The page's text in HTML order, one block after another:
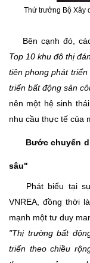
Thứ trưởng Bộ Xây
​Bên cạnh đó, các
Top 10 khu đô thị
tiên phong phát
triển bất động sản
nên một hệ sinh
nhu cầu thực tế của
​Bước chuyển
sâu"
​Phát biểu tại sự
VNREA, đồng thời
mạnh một tư duy
"Thị trường bất
triển theo chiều